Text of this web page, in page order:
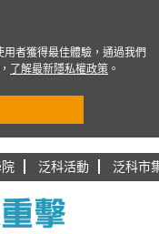
泛科活動 泛科市
者獲得最佳體驗，通過我們
了解最新隱私權政策 。